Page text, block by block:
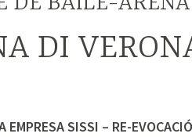
DI
EMPRESA SISSI – RE-